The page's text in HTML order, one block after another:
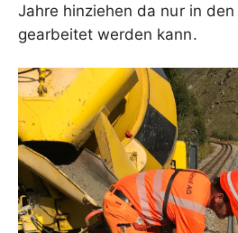
Jahre hinziehen da nur in
gearbeitet werden kann.